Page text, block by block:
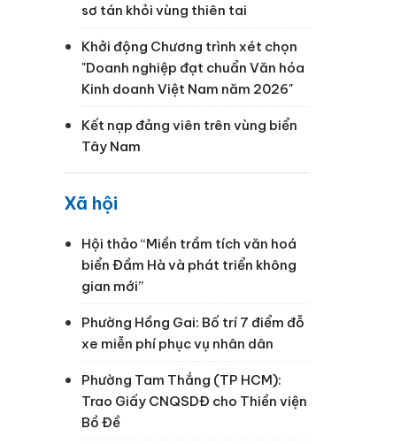
sơ tán khỏi vùng thiên tai
Khởi động Chương trình xét chọn
"Doanh nghiệp đạt chuẩn Văn hóa
Kinh doanh Việt Nam năm 2026"
Kết nạp đảng viên trên vùng biển
Tây Nam
Xã hội
Hội thảo “Miền trầm tích văn hoá
biển Đầm Hà và phát triển không
gian mới”
Phường Hồng Gai: Bố trí 7 điểm đỗ
xe miễn phí phục vụ nhân dân
Phường Tam Thắng (TP HCM):
Trao Giấy CNQSDĐ cho Thiền viện
Bồ Đề